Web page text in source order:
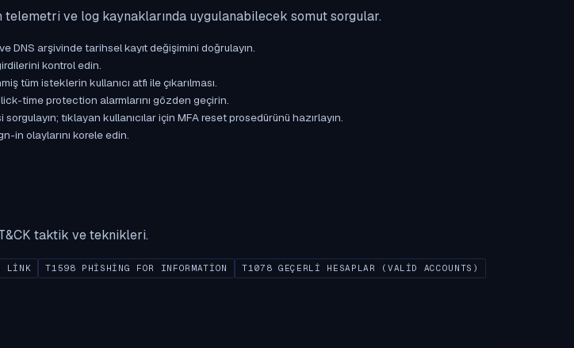
telemetri ve log kaynaklarında uygulanabilecek somut sorgular.
DNS arşivinde tarihsel kayıt değişimini doğrulayın.
kontrol edin.
tüm isteklerin kullanıcı atfı ile çıkarılması.
time protection alarmlarını gözden geçirin.
tıklayan kullanıcılar için MFA reset prosedürünü hazırlayın.
in olaylarını korele edin.
taktik ve teknikleri.
LINK T1598 PHISHING FOR INFORMATION T1078 GEÇERLI HESAPLAR (VALID ACCOUNTS)